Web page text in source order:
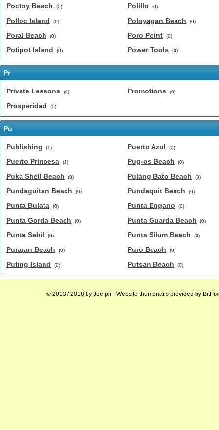
Poctoy Beach (0)
Polloc Island (0)
Poral Beach (0)
Potipot Island (0)
Polillo (0)
Poloyagan Beach (0)
Poro Point (0)
Power Tools (0)
Pr
Private Lessons (0)
Prosperidad (0)
Promotions (0)
Pu
Publishing (1)
Puerto Princesa (1)
Puka Shell Beach (0)
Pundaguitan Beach (0)
Punta Bulata (0)
Punta Gorda Beach (0)
Punta Sabil (0)
Puraran Beach (0)
Puting Island (0)
Puerto Azul (0)
Pug-os Beach (0)
Pulang Bato Beach (0)
Pundaquit Beach (0)
Punta Engano (0)
Punta Guarda Beach (0)
Punta Silum Beach (0)
Puro Beach (0)
Putsan Beach (0)
© 2013 / 2018 by Joe.ph - Website thumbnails provided by